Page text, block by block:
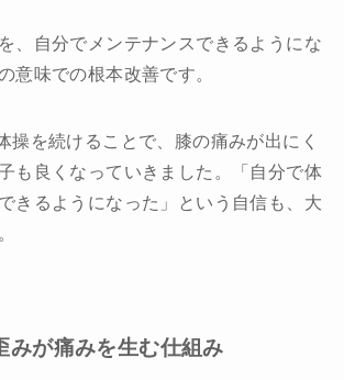
、自分でメンテナンスできるようにな
意味での根本改善です。
操を続けることで、膝の痛みが出にく
も良くなっていきました。「自分で体
きるようになった」という自信も、大
みが痛みを生む仕組み